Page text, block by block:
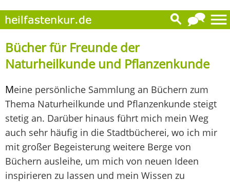
Bücher für Freunde der
Naturheilkunde und Pflanzenkunde
Meine persönliche Sammlung an Büchern zum
Thema Naturheilkunde und Pflanzenkunde steigt
stetig an. Darüber hinaus führt mich mein Weg
auch sehr häufig in die Stadtbücherei, wo ich mir
mit großer Begeisterung weitere Berge von
Büchern ausleihe, um mich von neuen Ideen
inspirieren zu lassen und mein Wissen zu